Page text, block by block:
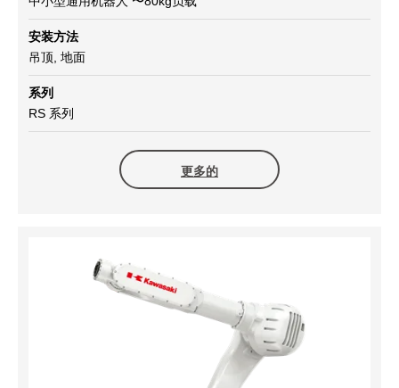
安装方法
吊顶, 地面
系列
RS 系列
更多的